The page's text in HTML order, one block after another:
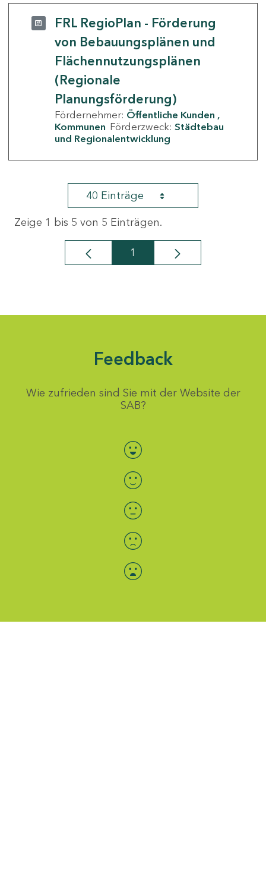
FRL RegioPlan - Förderung
von Bebauungsplänen und
Flächennutzungsplänen
(Regionale
Planungsförderung)
Fördernehmer: Öffentliche Kunden
Kommunen Förderzweck: Städtebau
und Regionalentwicklung
40 Einträge
Zeige 1 bis 5 von 5 Einträgen.
Seite
1
Feedback
Wie zufrieden sind Sie mit der Website der
SAB?
Bewertung auswählen